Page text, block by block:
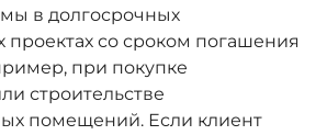
в долгосрочных
со сроком погашения
при покупке
строительстве
помещений. Если клиент